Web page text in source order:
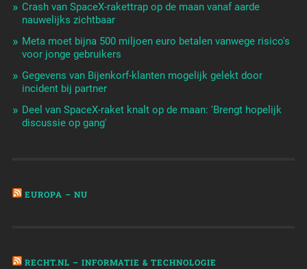
Crash van SpaceX-rakettrap op de maan vanaf aarde
nauwelijks zichtbaar
Meta moet bijna 500 miljoen euro betalen vanwege risico's
voor jonge gebruikers
Gegevens van Bijenkorf-klanten mogelijk gelekt door
incident bij partner
Deel van SpaceX-raket knalt op de maan: 'Brengt hopelijk
discussie op gang'
EUROPA – NU
RECHT.NL – INFORMATIE & TECHNOLOGIE